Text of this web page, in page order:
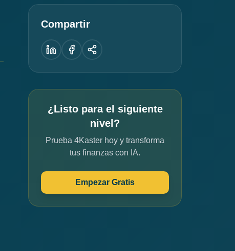
Compartir
¿Listo para el siguiente
nivel?
Prueba 4Kaster hoy y transforma
tus finanzas con IA.
Empezar Gratis